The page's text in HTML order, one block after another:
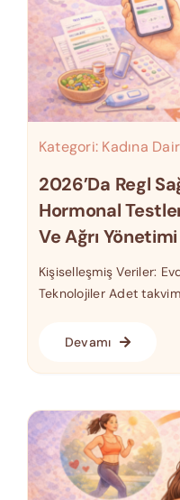
Kategori: Kadına Dair
2026’da Regl
Hormonal
Ve Ağrı Yönetimi
Kişiselleşmiş Veriler:
Teknolojiler Adet
Devamı